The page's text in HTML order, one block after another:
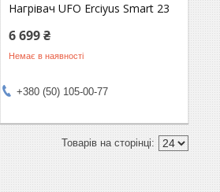
Нагрівач UFO Erciyus Smart 23
6 699 ₴
Немає в наявності
+380 (50) 105-00-77